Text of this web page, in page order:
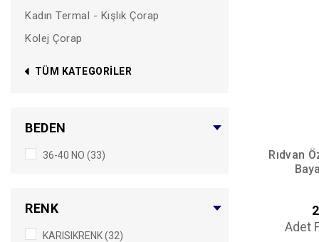
Kadın Termal - Kışlık Çorap
Kolej Çorap
TÜM KATEGORILER
BEDEN
36-40 NO (33)
RENK
KARISIKRENK (32)
Rıdvan
Adet